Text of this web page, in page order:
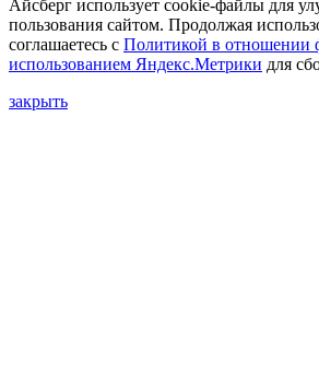
Айсберг использует cookie-файлы для
пользования сайтом. Продолжая
соглашаетесь с Политикой в отношении
использованием Яндекс.Метрики для
закрыть